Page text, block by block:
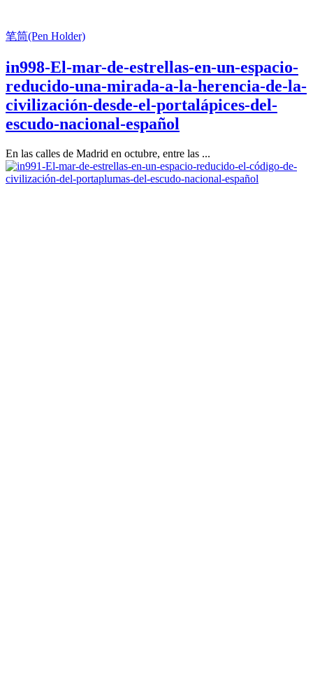
笔筒(Pen Holder)
in998-El-mar-de-estrellas-en-un-espacio-
reducido-una-mirada-a-la-herencia-de-la-
civilización-desde-el-portalápices-del-
escudo-nacional-español
En las calles de Madrid en octubre, entre las ...